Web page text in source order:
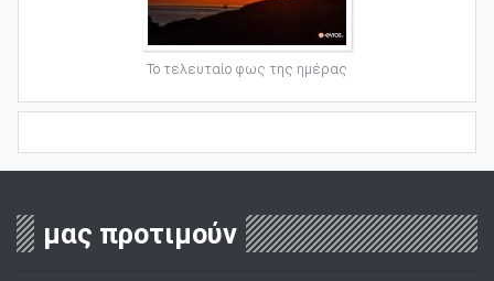
Το τελευταίο φως της ημέρας
μας προτιμούν